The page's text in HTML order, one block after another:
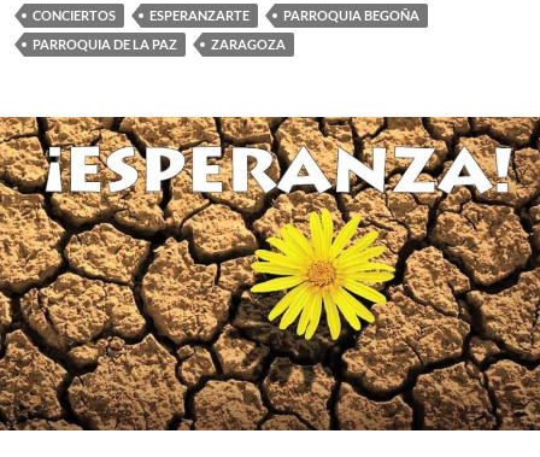
CONCIERTOS ESPERANZARTE
PARROQUIA BEGOÑA
PARROQUIA DE LA PAZ
ZARAGOZA